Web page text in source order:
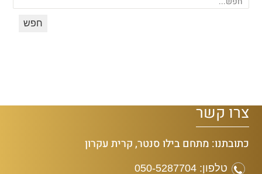
צרו קשר
כתובתנו: מתחם בילו סנטר, קרית עקרון
טלפון: 050-5287704